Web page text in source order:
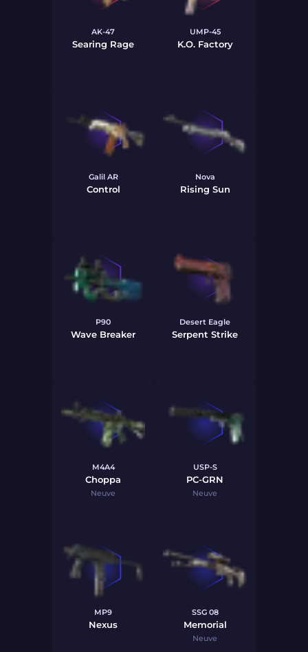
AK-47
Searing Rage
UMP-45
K.O. Factory
Galil AR
Control
Nova
Rising Sun
P90
Wave Breaker
Desert Eagle
Serpent Strike
M4A4
Choppa
Neuve
USP-S
PC-GRN
Neuve
MP9
Nexus
SSG 08
Memorial
Neuve